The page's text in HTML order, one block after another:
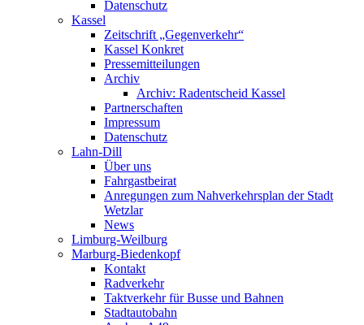
Datenschutz
Kassel
Zeitschrift „Gegenverkehr“
Kassel Konkret
Pressemitteilungen
Archiv
Archiv: Radentscheid Kassel
Partnerschaften
Impressum
Datenschutz
Lahn-Dill
Über uns
Fahrgastbeirat
Anregungen zum Nahverkehrsplan der Stadt
Wetzlar
News
Limburg-Weilburg
Marburg-Biedenkopf
Kontakt
Radverkehr
Taktverkehr für Busse und Bahnen
Stadtautobahn